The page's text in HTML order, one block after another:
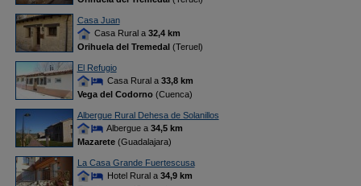
Casa Juan
Casa Rural a 32,4 km
Orihuela del Tremedal(Teruel)
El Refugio
Casa Rural a 33,8 km
Vega del Codorno(Cuenca)
Albergue Rural Dehesa de Solanillos
Albergue a 34,5 km
Mazarete(Guadalajara)
La Casa Grande Fuertescusa
Hotel Rural a 34,9 km